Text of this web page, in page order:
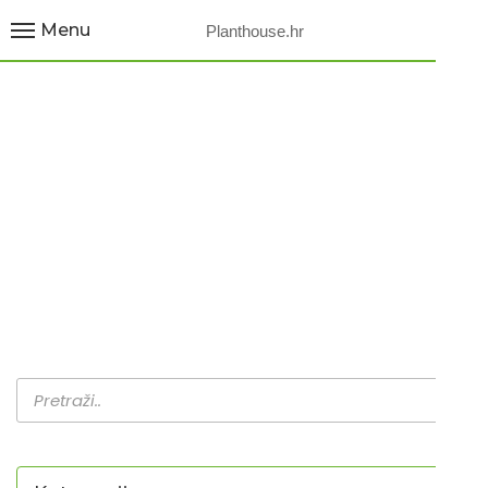
Planthouse.hr
Menu